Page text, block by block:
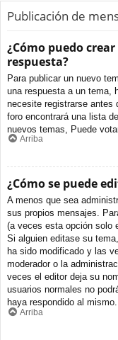
Publicación de
¿Cómo puedo
respuesta?
Para publicar un nuevo
una respuesta a un tema,
necesite registrarse antes
foro encontrará una lista
nuevos temas, Puede
Arriba
¿Cómo se puede
A menos que sea
sus propios mensajes.
(a veces esta opción solo
Si alguien editase su
ha sido modificado y las
moderador o la
veces el editor deja su
usuarios normales no
haya respondido al mismo.
Arriba